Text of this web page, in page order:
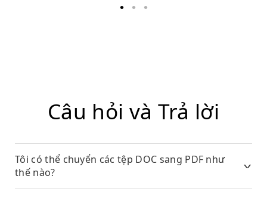
Câu hỏi và Trả lời
Tôi có thể chuyển các tệp DOC sang PDF như
thế nào?